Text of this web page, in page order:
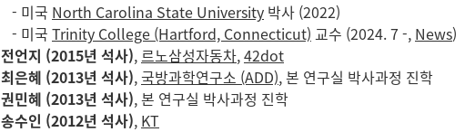
- 미국 North Carolina State University 박사 (2022)
- 미국 Trinity College (Hartford, Connecticut) 교수 (2024. 7 -, News)
전언지 (2015년 석사),르노삼성자동차,42dot
최은혜 (2013년 석사),국방과학연구소 (ADD), 본 연구실 박사과정 진학
권민혜 (2013년 석사), 본 연구실 박사과정 진학
송수인 (2012년 석사), KT